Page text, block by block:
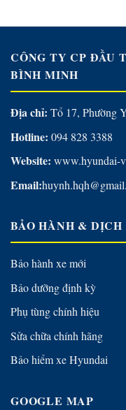
CÔNG TY CP ĐẦU
BÌNH MINH
Địa chỉ: Tổ 17, Phường
Hotline: 094 828 3388
Website: www.hyundai-
Email:
BẢO HÀNH & DỊCH
Bảo hành xe mới
Bảo dưỡng định kỳ
Phụ tùng chính hiệu
Sửa chữa chính hãng
Bảo hiểm xe Hyundai
GOOGLE MAP